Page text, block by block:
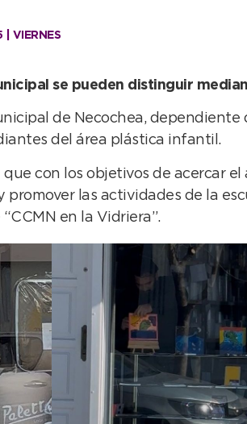
VIERNES
se pueden distinguir
de Necochea, dependiente
del área plástica infantil.
con los objetivos de acercar
las actividades de la
en la Vidriera”.